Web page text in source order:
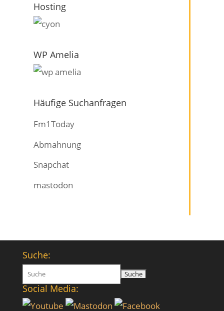
Hosting
WP Amelia
Häufige Suchanfragen
Fm1Today
Abmahnung
Snapchat
mastodon
Suche:
Suchen
nach:
Social Media: